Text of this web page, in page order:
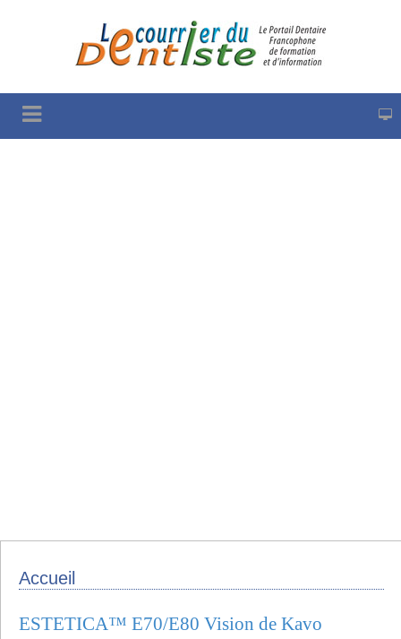
Accueil
ESTETICA™️ E70/E80 Vision de Kavo